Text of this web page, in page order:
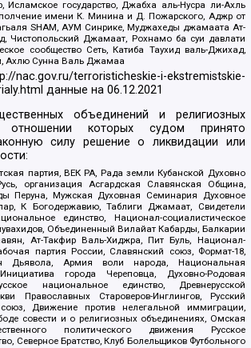
Исламское государство, Джабха аль-Нусра ли-Ахль
имени К. Минина и Д. Пожарского, Аджр от
SHAM, АУМ Синрике, Муджахеды джамаата Ат-
Чистопольский Джамаат, Рохнамо ба суи давлати
сообщество Сеть, Катиба Таухид валь-Джихад,
Ахлю Сунна Валь Джамаа
nac.gov.ru/terroristicheskie-i-ekstremistskie-
данные на06.12.2021
объединений и религиозных
отношении которых судом принято
силу решение о ликвидации или
партия, ВЕК РА, Рада земли Кубанской Духовно
организация Асгардская Славянская Община,
Перуна, Мужская Духовная Семинария Духовное
К Богодержавию, Таблиги Джамаат, Свидетели
единство, Национал-социалистическое
Объединенный Вилайат Кабарды, Балкарии
Ат-Такфир Валь-Хиджра, Пит Буль, Национал-
партия России, Славянский союз, Формат-18,
Дьявола, Армия воли народа, Национальная
города Череповца, Духовно-Родовая
национальное единство, Древнерусской
Православных Староверов-Инглингов, Русский
Движение против нелегальной иммиграции,
совести и о религиозных объединениях, Омская
политического движения Русское
Северное Братство, Клуб Болельщиков Футбольного